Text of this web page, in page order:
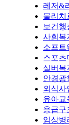
레저&
물리치
보건
사회복
소프트
스포츠
실버복
안경광
외식사
유아교
응급구
임상병